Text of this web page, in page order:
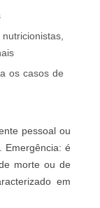
os casos de
pessoal ou
Emergência: é
morte ou de
em